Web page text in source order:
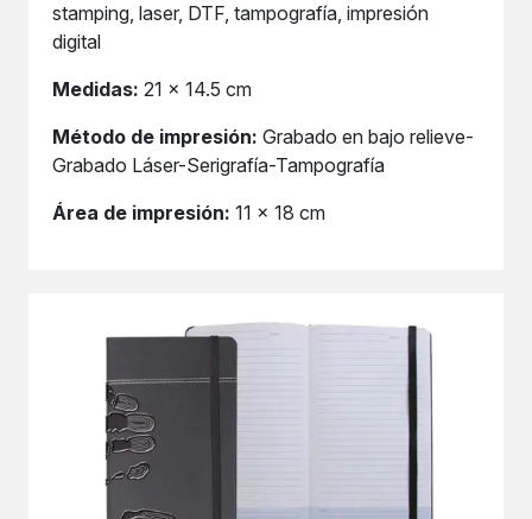
stamping, laser, DTF, tampografía, impresión
digital
Medidas: 21 x 14.5 cm
Método de impresión: Grabado en bajo relieve-
Grabado Láser-Serigrafía-Tampografía
Área de impresión: 11 x 18 cm